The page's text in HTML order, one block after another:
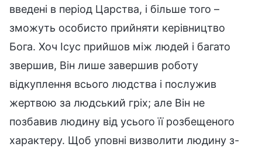
введені в період Царства, і більше того –
зможуть особисто прийняти керівництво
Бога. Хоч Ісус прийшов між людей і багато
звершив, Він лише завершив роботу
відкуплення всього людства і послужив
жертвою за людський гріх; але Він не
позбавив людину від усього її розбещеного
характеру. Щоб уповні визволити людину з-